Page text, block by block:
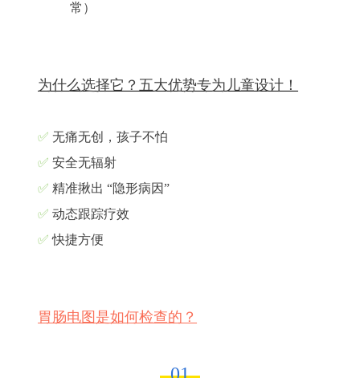
常）
为什么选择它？五大优势专为儿童设计！
✅ 无痛无创，孩子不怕
✅安全无辐射
✅ 精准揪出 “隐形病因”
✅动态跟踪疗效
✅快捷方便
胃肠电图是如何检查的？